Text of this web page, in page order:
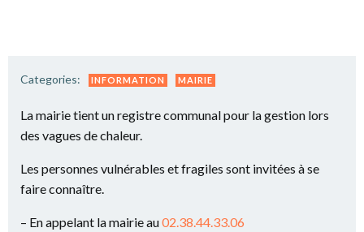
Categories: INFORMATION MAIRIE
La mairie tient un registre communal pour la gestion lors
des vagues de chaleur.
Les personnes vulnérables et fragiles sont invitées à se
faire connaître.
– En appelant la mairie au02.38.44.33.06